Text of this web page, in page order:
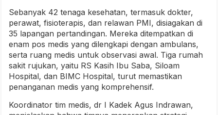
Sebanyak 42 tenaga kesehatan, termasuk dokter,
perawat, fisioterapis, dan relawan PMI, disiagakan di
35 lapangan pertandingan. Mereka ditempatkan di
enam pos medis yang dilengkapi dengan ambulans,
serta ruang medis untuk observasi awal. Tiga rumah
sakit rujukan, yaitu RS Kasih Ibu Saba, Siloam
Hospital, dan BIMC Hospital, turut memastikan
penanganan medis yang komprehensif.
Koordinator tim medis, dr I Kadek Agus Indrawan,